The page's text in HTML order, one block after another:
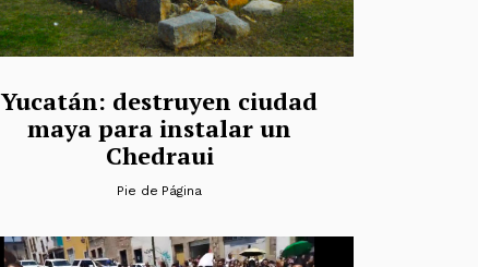
Yucatán: destruyen ciudad
maya para instalar un
Chedraui
Pie de Página